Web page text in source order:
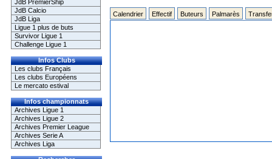
JdB PremierShip
JdB Calcio
JdB Liga
Ligue 1 plus de buts
Survivor Ligue 1
Challenge Ligue 1
Infos Clubs
Les clubs Français
Les clubs Européens
Le mercato estival
Infos championnats
Archives Ligue 1
Archives Ligue 2
Archives Premier League
Archives Serie A
Archives Liga
Calendrier Effectif Buteurs Palmarès